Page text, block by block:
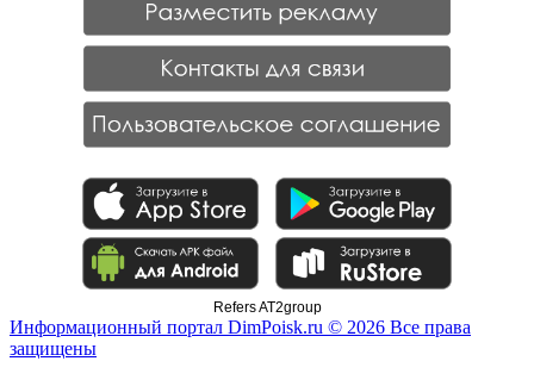
Refers AT2group
Информационный портал DimPoisk.ru © 2026 Все права
защищены